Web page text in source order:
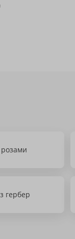
гербер